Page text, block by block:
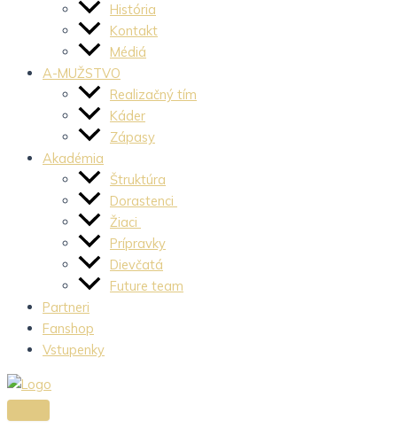
História
Kontakt
Médiá
A-MUŽSTVO
Realizačný tím
Káder
Zápasy
Akadémia
Štruktúra
Dorastenci
Žiaci
Prípravky
Dievčatá
Future team
Partneri
Fanshop
Vstupenky